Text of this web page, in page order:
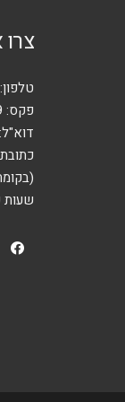
טלפון:
פקס: 03-5252289
דוא"ל:
כתובתינו:
שעות